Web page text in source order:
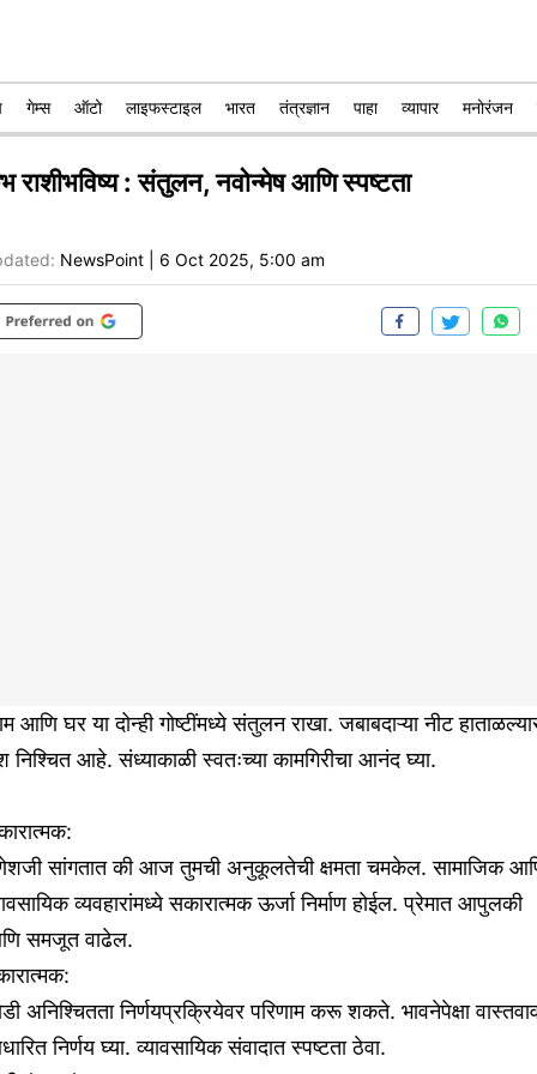
गेम्स ऑटो लाइफस्टाइल भारत तंत्रज्ञान पाहा व्यापार मनोरंजन
राशीभविष्य : संतुलन, नवोन्मेष आणि स्पष्टता
NewsPoint 6 Oct 2025, 5:00 am
आणि घर या दोन्ही गोष्टींमध्ये संतुलन राखा. जबाबदाऱ्या नीट
निश्चित आहे. संध्याकाळी स्वतःच्या कामगिरीचा आनंद घ्या.
सांगतात की आज तुमची अनुकूलतेची क्षमता चमकेल. सामाजिक
व्यवहारांमध्ये सकारात्मक ऊर्जा निर्माण होईल. प्रेमात आपुलकी
समजूत वाढेल.
अनिश्चितता निर्णयप्रक्रियेवर परिणाम करू शकते. भावनेपेक्षा
निर्णय घ्या. व्यावसायिक संवादात स्पष्टता ठेवा.